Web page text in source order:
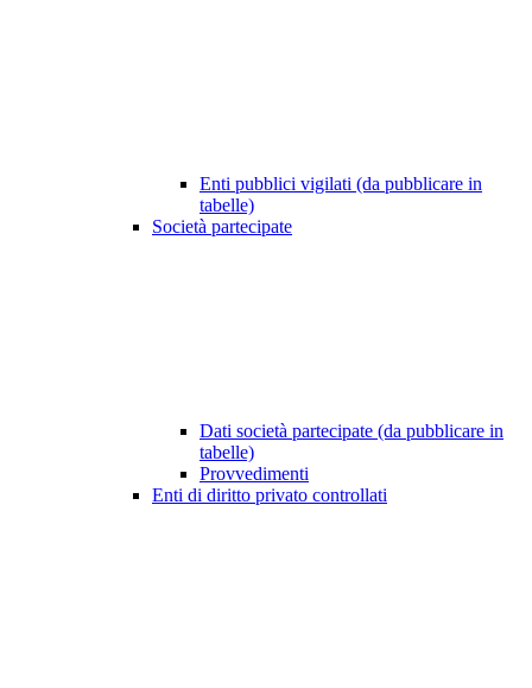
Enti pubblici vigilati (da pubblicare in
tabelle)
Società partecipate
Dati società partecipate (da pubblicare in
tabelle)
Provvedimenti
Enti di diritto privato controllati